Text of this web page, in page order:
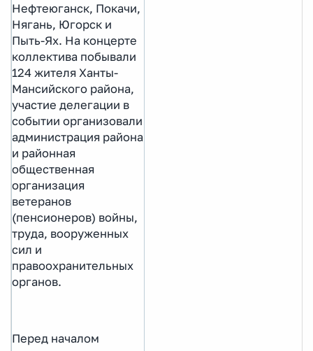
Нефтеюганск, Покачи,
Нягань, Югорск и
Пыть-Ях. На концерте
коллектива побывали
124 жителя Ханты-
Мансийского района,
участие делегации в
событии организовали
администрация района
и районная
общественная
организация
ветеранов
(пенсионеров) войны,
труда, вооруженных
сил и
правоохранительных
органов.
Перед началом